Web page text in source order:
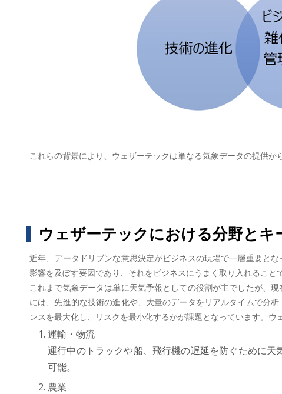
これらの背景により、ウェザーテックは単なる気象データの提供
ウェザーテックにおける分野とキ
近年、データドリブンな意思決定がビジネスの現場で一層重要と
影響を及ぼす要因であり、それをビジネスにうまく取り入れるこ
これまで気象データは単に天気予報としての役割が主でしたが、
には、先進的な技術の進化や、大量のデータをリアルタイムで分
ンスを最大化し、リスクを最小化するかが課題となっています。
運輸・物流
運行中のトラックや船、飛行機の遅延を防ぐために
可能。
農業